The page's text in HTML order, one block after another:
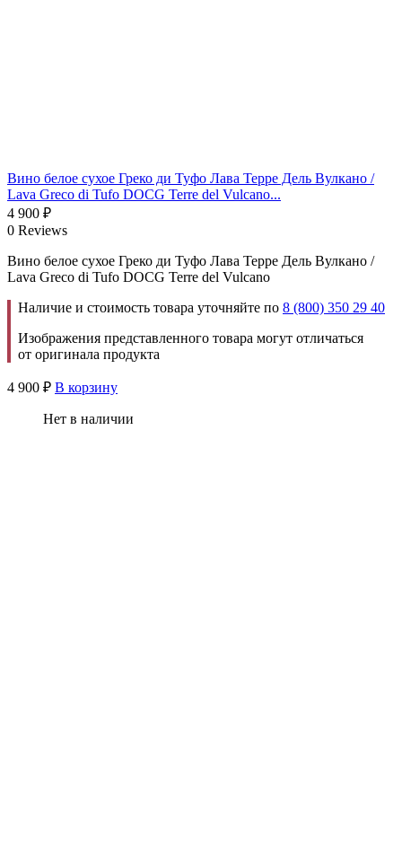
Вино белое сухое Греко ди Туфо Лава Терре Дель Вулкано /
Lava Greco di Tufo DOCG Terre del Vulcano...
4 900 ₽
0 Reviews
Вино белое сухое Греко ди Туфо Лава Терре Дель Вулкано /
Lava Greco di Tufo DOCG Terre del Vulcano
Наличие и стоимость товара уточняйте по 8 (800) 350 29 40
Изображения представленного товара могут отличаться
от оригинала продукта
4 900 ₽ В корзину
Нет в наличии